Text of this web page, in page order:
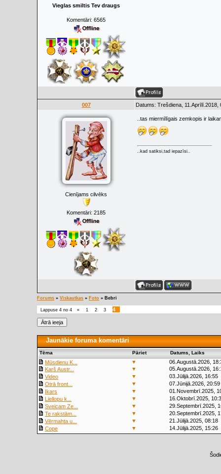
Vieglas smiltis Tev draugs
Komentāri: 6565
007 Datums: Trešdiena,
Cienījams cilvēks
Komentāri: 2185
..tas miermīlīgais zemkopis ir
..kad satiksi,tad iepazīsi..
Forums » Viskautkas » Foto » Bebri
Lappuse 4 no 4 « 1 2 3 4
Jaunākie foruma komentāri
Tēma Pāriet Datums, Laiks
Mūsdienu K... ▼
06.Augustā.2026,
Karš Austr...
▼
05.Augustā.2026,
Video
▼
03.Jūlijā.2026, 16:55
Otrā front...
▼
07.Jūnijā.2026, 20:59
Ikars
▼
01.Novembrī.2025,
Liellopu k...
▼
16.Oktobrī.2025,
Sveicam Ze...
▼
29.Septembrī.2025,
Te rakstām...
▼
20.Septembrī.2025,
Vērmahta u...
▼
21.Jūlijā.2025, 08:18
Cope
▼ 14.Jūlijā.2025, 15:26